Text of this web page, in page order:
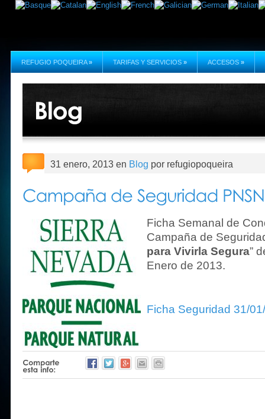
REFUGIO POQUEIRA » TARIFAS Y SERVICIOS » ACCESOS »
31 enero, 2013 en Blog por refugiopoqueira
Ficha Semanal de
Campaña de
para Vivirla Segura”
Enero de 2013.
Ficha Seguridad 31/